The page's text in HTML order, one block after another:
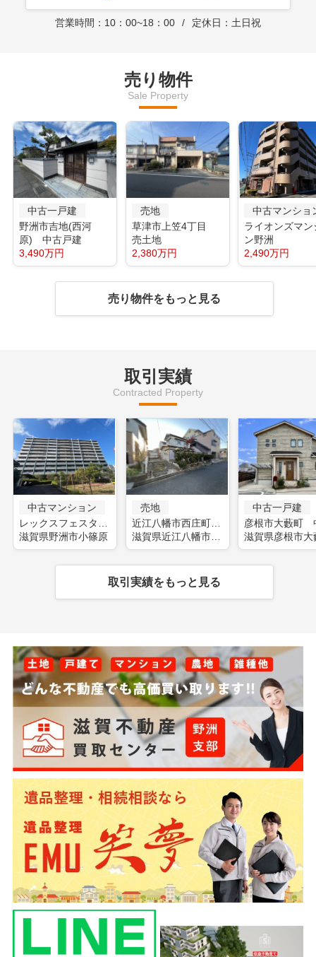
営業時間：10：00~18：00 定休日：土日祝
売り物件
Sale Property
中古一戸建
野洲市吉地(西河
原) 中古戸建
3,490万円
売地
草津市上笠4丁目
売土地
2,380万円
中古マンショ
ライオンズマン
ン野洲
2,490万円
売り物件をもっと見る
取引実績
Contracted Property
中古マンション
滋賀県野洲市小篠原
売地
近江八幡市西庄町 土地
滋賀県近江八幡市西庄町
中古一戸建
滋賀県彦根市大
取引実績をもっと見る